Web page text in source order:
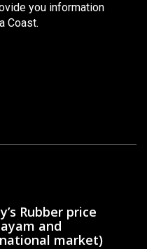
you information
Coast.
Rubber price
and
market)